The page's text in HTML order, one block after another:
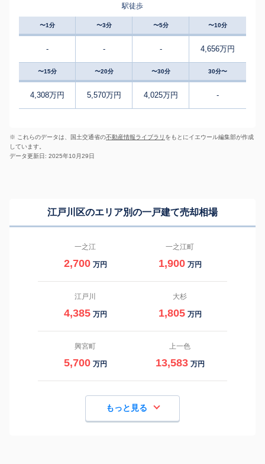
駅徒歩
〜1分 〜3分 〜5分 〜10分
- - - 4,656万円
〜15分 〜20分 〜30分 30分〜
4,308万円 5,570万円 4,025万円 -
※ これらのデータは、国土交通省の不動産情報ライブラリ をもとにイエウール編集部が作成
しています。
データ更新日: 2025年10月29日
江戸川区のエリア別の一戸建て売却相場
一之江
2,700 万円
一之江町
1,900 万円
江戸川
4,385 万円
大杉
1,805 万円
興宮町
5,700 万円
上一色
13,583 万円
もっと見る